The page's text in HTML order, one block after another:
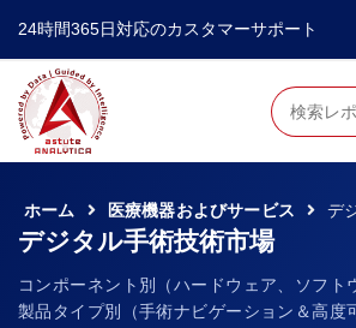
24時間365日対応のカスタマーサポート
ホーム 医療機器およびサービス デ
デジタル手術技術市場
コンポーネント別（ハードウェア、ソフト
製品タイプ別（手術ナビゲーション＆高度